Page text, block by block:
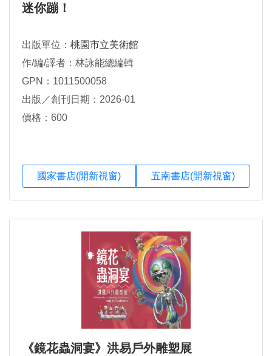
迷你蹦！
出版單位： 桃園市立美術館
作/編/譯者：林詠能總編輯
GPN：1011500058
出版／創刊日期：2026-01
價格：600
國家書店(開新視窗) 五南書店(開新視窗)
《鏡花蟲洞宴》洪易戶外雕塑展